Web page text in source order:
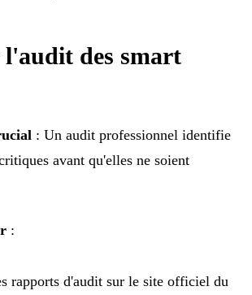
des smart
: Un audit professionnel identifie
avant qu'elles ne soient
:
rapports d'audit sur le site officiel du